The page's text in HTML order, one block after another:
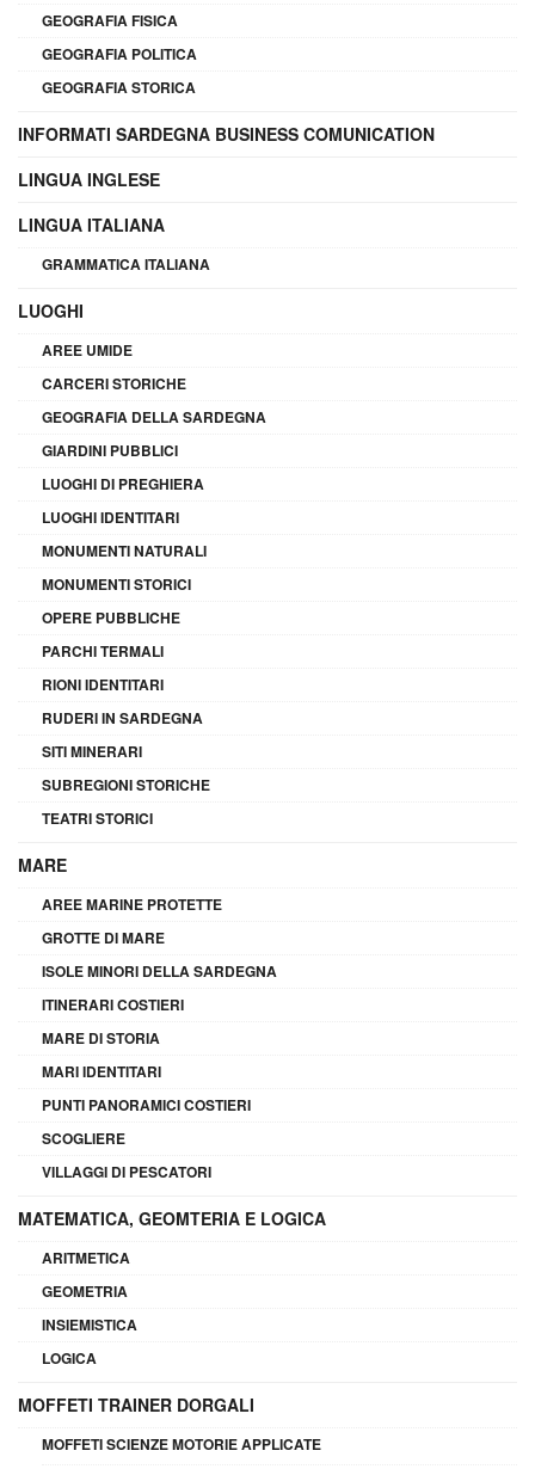
GEOGRAFIA FISICA
GEOGRAFIA POLITICA
GEOGRAFIA STORICA
INFORMATI SARDEGNA BUSINESS COMUNICATION
LINGUA INGLESE
LINGUA ITALIANA
GRAMMATICA ITALIANA
LUOGHI
AREE UMIDE
CARCERI STORICHE
GEOGRAFIA DELLA SARDEGNA
GIARDINI PUBBLICI
LUOGHI DI PREGHIERA
LUOGHI IDENTITARI
MONUMENTI NATURALI
MONUMENTI STORICI
OPERE PUBBLICHE
PARCHI TERMALI
RIONI IDENTITARI
RUDERI IN SARDEGNA
SITI MINERARI
SUBREGIONI STORICHE
TEATRI STORICI
MARE
AREE MARINE PROTETTE
GROTTE DI MARE
ISOLE MINORI DELLA SARDEGNA
ITINERARI COSTIERI
MARE DI STORIA
MARI IDENTITARI
PUNTI PANORAMICI COSTIERI
SCOGLIERE
VILLAGGI DI PESCATORI
MATEMATICA, GEOMTERIA E LOGICA
ARITMETICA
GEOMETRIA
INSIEMISTICA
LOGICA
MOFFETI TRAINER DORGALI
MOFFETI SCIENZE MOTORIE APPLICATE